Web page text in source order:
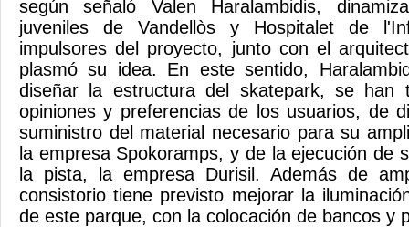
según señaló Valen Haralambidis,
juveniles de Vandellòs y Hospitalet de
impulsores del proyecto, junto con el
plasmó su idea. En este sentido,
diseñar la estructura del skatepark, se han
opiniones y preferencias de los usuarios, de
suministro del material necesario para su
la empresa Spokoramps, y de la ejecución de
la pista, la empresa Durisil. Además de
consistorio tiene previsto mejorar la
de este parque, con la colocación de bancos y